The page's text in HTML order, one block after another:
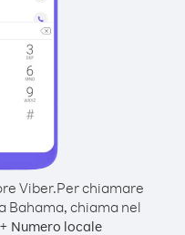
Viber.Per chiamare
Bahama, chiama nel
+ Numero locale